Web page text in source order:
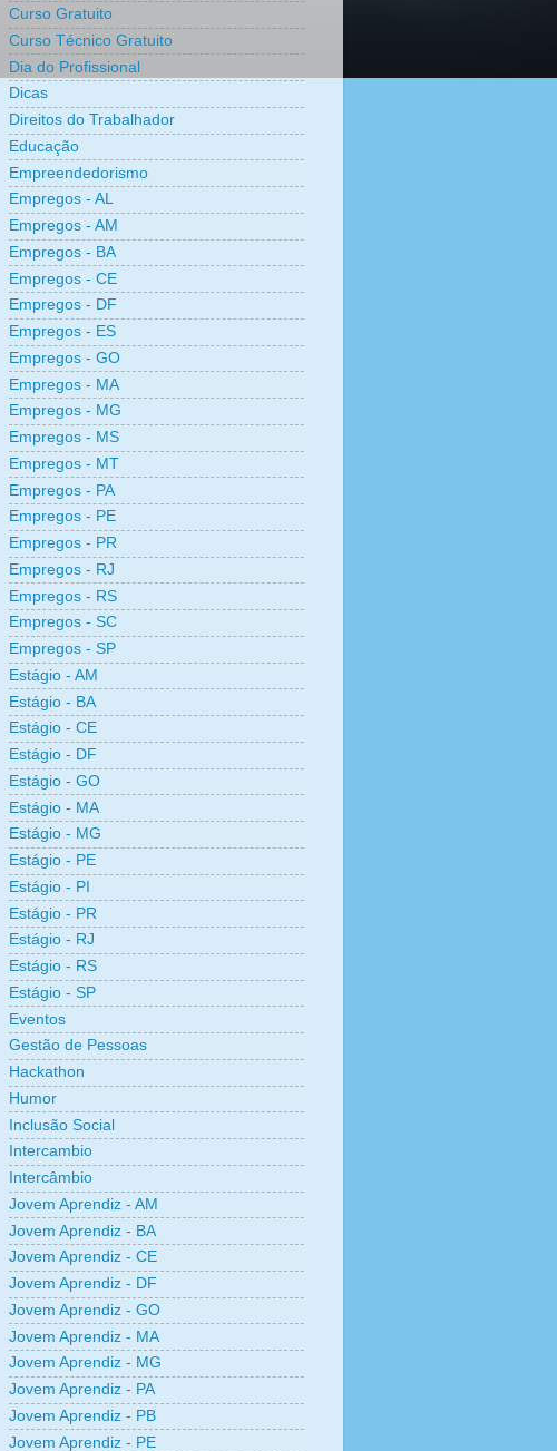
Curso Gratuito
Curso Técnico Gratuito
Dia do Profissional
Dicas
Direitos do Trabalhador
Educação
Empreendedorismo
Empregos - AL
Empregos - AM
Empregos - BA
Empregos - CE
Empregos - DF
Empregos - ES
Empregos - GO
Empregos - MA
Empregos - MG
Empregos - MS
Empregos - MT
Empregos - PA
Empregos - PE
Empregos - PR
Empregos - RJ
Empregos - RS
Empregos - SC
Empregos - SP
Estágio - AM
Estágio - BA
Estágio - CE
Estágio - DF
Estágio - GO
Estágio - MA
Estágio - MG
Estágio - PE
Estágio - PI
Estágio - PR
Estágio - RJ
Estágio - RS
Estágio - SP
Eventos
Gestão de Pessoas
Hackathon
Humor
Inclusão Social
Intercambio
Intercâmbio
Jovem Aprendiz - AM
Jovem Aprendiz - BA
Jovem Aprendiz - CE
Jovem Aprendiz - DF
Jovem Aprendiz - GO
Jovem Aprendiz - MA
Jovem Aprendiz - MG
Jovem Aprendiz - PA
Jovem Aprendiz - PB
Jovem Aprendiz - PE